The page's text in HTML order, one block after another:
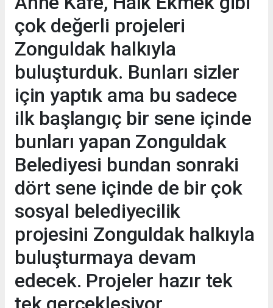
çok değerli projeleri
Zonguldak halkıyla
buluşturduk. Bunları sizler
için yaptık ama bu sadece
ilk başlangıç bir sene içinde
bunları yapan Zonguldak
Belediyesi bundan sonraki
dört sene içinde de bir çok
sosyal belediyecilik
projesini Zonguldak halkıyla
buluşturmaya devam
edecek. Projeler hazır tek